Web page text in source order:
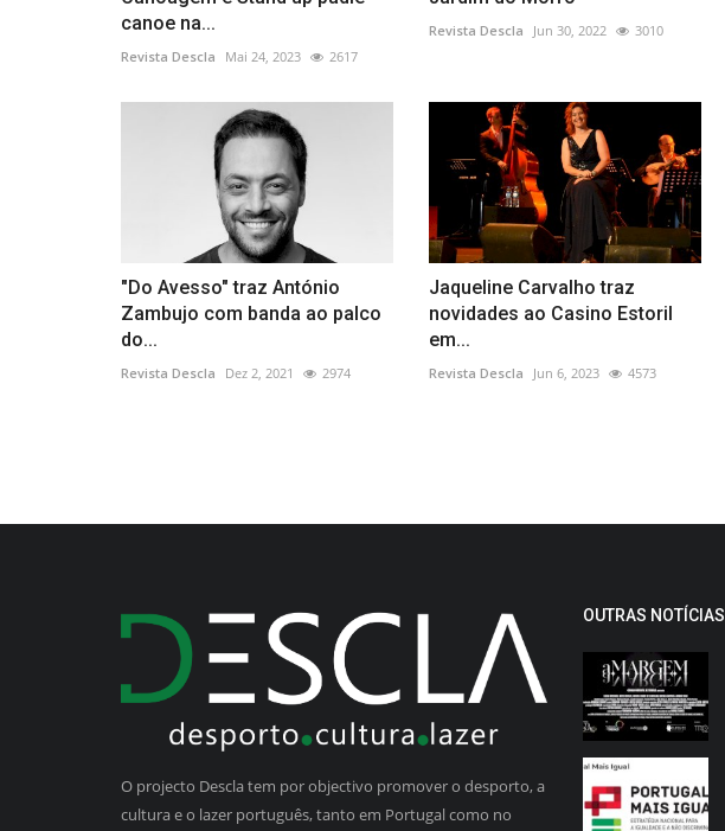
canoe na...
Revista Descla Mai 24, 2023 2617
Revista Descla Jun 30, 2022 3010
"Do Avesso" traz António
Zambujo com banda ao palco
do...
Revista Descla Dez 2, 2021 2974
Jaqueline Carvalho traz
novidades ao Casino Estoril
em...
Revista Descla Jun 6, 2023 4573
O projecto Descla tem por objectivo promover o desporto, a
cultura e o lazer português, tanto em Portugal como no
OUTRAS NOTÍCIAS